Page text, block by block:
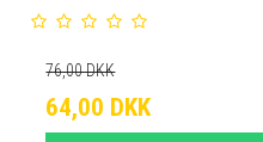
76,00 DKK
64,00 DKK